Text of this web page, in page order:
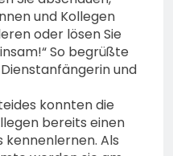
und Kollegen
oder lösen Sie
So begrüßte
und
konnten die
bereits einen
kennenlernen. Als